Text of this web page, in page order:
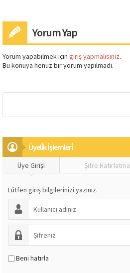
Yorum Yap
Yorum yapabilmek için giriş yapmalısınız.
Bu konuya henüz bir yorum yapılmadı.
Üyeli̇k İşlemleri̇
Üye Girişi Şifre Hatırlatma
Lütfen giriş bilgilerinizi yazınız.
Beni hatırla